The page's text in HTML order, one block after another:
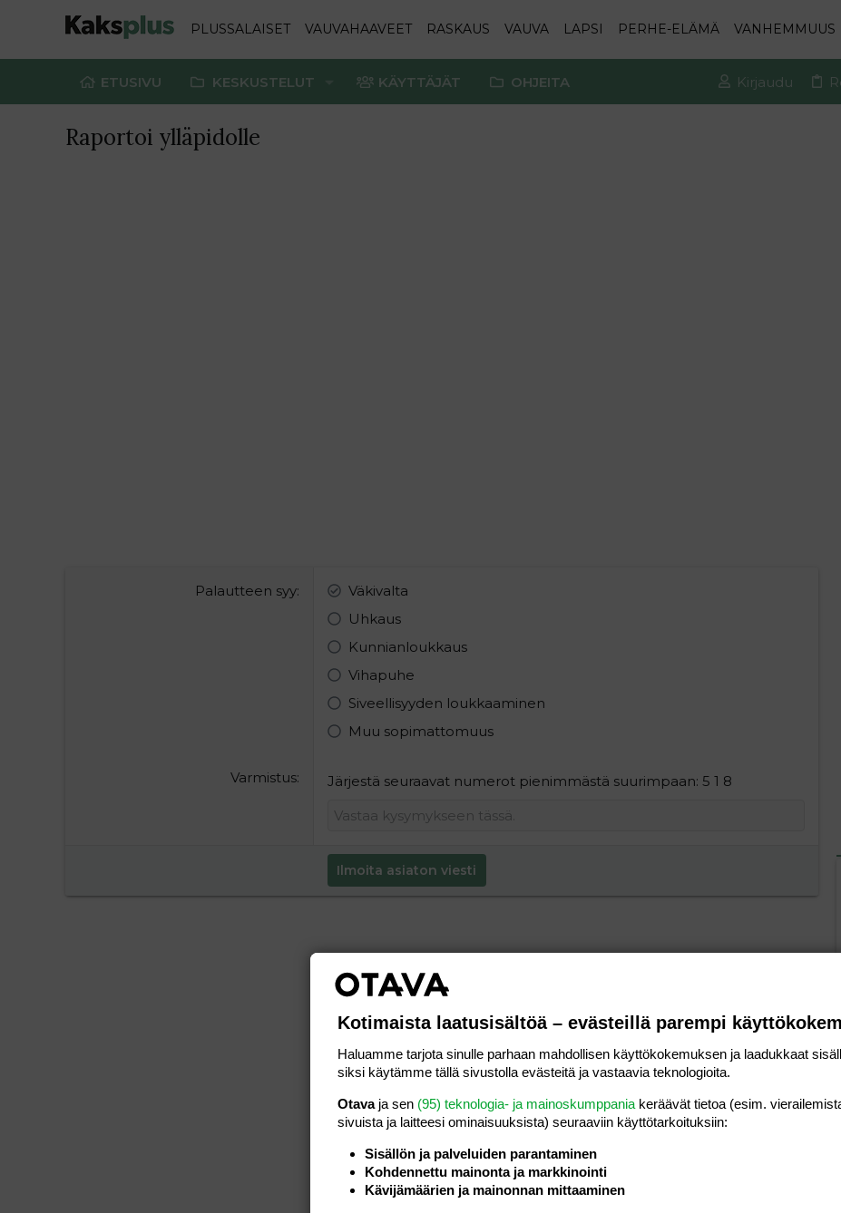
PLUSSALAISET VAUVAHAAVEET RASKAUS VAUVA LAPSI PERHE-ELÄMÄ VANHEMMUUS
ETUSIVU KESKUSTELUT KÄYTTÄJÄT OHJEITA Kirjaudu
Raportoi ylläpidolle
Palautteen syy
Väkivalta
Uhkaus
Kunnianloukkaus
Vihapuhe
Siveellisyyden loukkaaminen
Muu sopimattomuus
Varmistus Järjestä seuraavat numerot pienimmästä suurimpaan: 5 1 8
Ilmoita asiaton viesti
Kotimaista laatusisältöä – evästeillä parempi
Haluamme tarjota sinulle parhaan mahdollisen käyttökokemuksen ja laadukkaat
siksi käytämme tällä sivustolla evästeitä ja vastaavia teknologioita.
Otavaja sen (95) teknologia- ja mainoskumppania keräävät tietoa (esim.
sivuista ja laitteesi ominaisuuk­sista) seuraaviin käyttötarkoituksiin:
Sisällön ja palveluiden parantaminen
Kohdennettu mainonta ja markkinointi
Kävijämäärien ja mainonnan mittaaminen